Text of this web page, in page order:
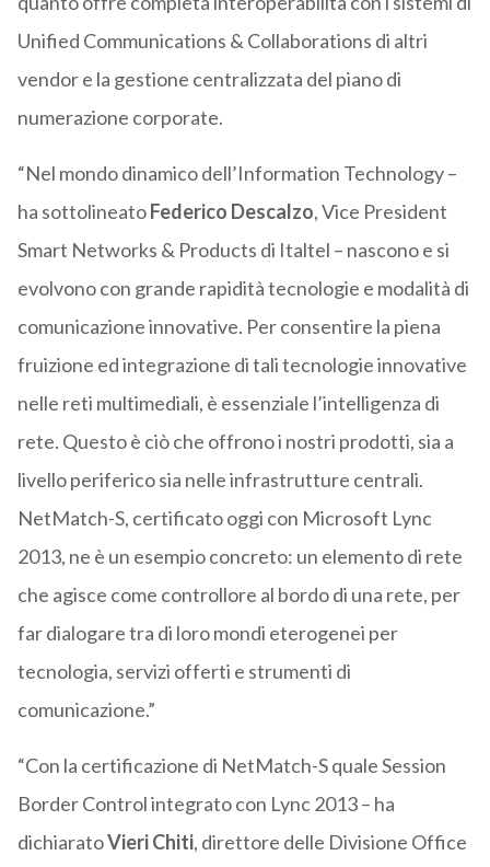
Unified Communications & Collaborations di altri
vendor e la gestione centralizzata del piano di
numerazione corporate.
“Nel mondo dinamico dell’Information Technology –
ha sottolineatoFederico Descalzo, Vice President
Smart Networks & Products di Italtel – nascono e si
evolvono con grande rapidità tecnologie e modalità di
comunicazione innovative. Per consentire la piena
fruizione ed integrazione di tali tecnologie innovative
nelle reti multimediali, è essenziale l’intelligenza di
rete. Questo è ciò che offrono i nostri prodotti, sia a
livello periferico sia nelle infrastrutture centrali.
NetMatch-S, certificato oggi con Microsoft Lync
2013, ne è un esempio concreto: un elemento di rete
che agisce come controllore al bordo di una rete, per
far dialogare tra di loro mondi eterogenei per
tecnologia, servizi offerti e strumenti di
comunicazione.”
“Con la certificazione di NetMatch-S quale Session
Border Control integrato con Lync 2013 – ha
dichiaratoVieri Chiti, direttore delle Divisione Office